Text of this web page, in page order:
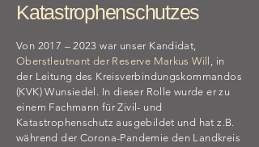
Katastrophenschutzes
Von 2017 – 2023 war unser Kandidat,
Oberstleutnant der Reserve Markus Will , in
der Leitung des Kreisverbindungskommandos
(KVK) Wunsiedel. In dieser Rolle wurde er zu
einem Fachmann für Zivil- und
Katastrophenschutz ausgebildet und hat z.B.
während der Corona-Pandemie den Landkreis